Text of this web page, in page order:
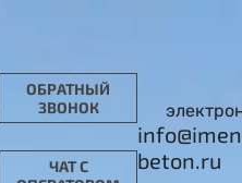
ОБРАТНЫЙ
ЗВОНОК
ЧАТ С
beton.ru